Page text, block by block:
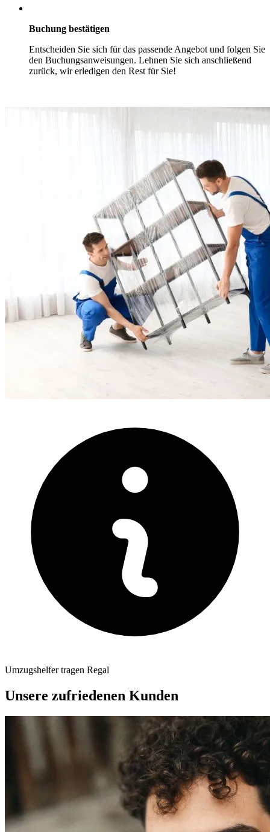
Buchung bestätigen
Entscheiden Sie sich für das passende Angebot und folgen Sie
den Buchungsanweisungen. Lehnen Sie sich anschließend
zurück, wir erledigen den Rest für Sie!
Umzugshelfer tragen Regal
Unsere zufriedenen Kunden